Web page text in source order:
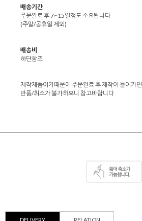
배송기간
주문완료 후 7~15일정도 소요됩니다
(주말/공휴일 제외)
배송비
하단참조
제작제품이기때문에 주문완료 후 제작이 들어가면
반품/취소가 불가하오니 참고바랍니다